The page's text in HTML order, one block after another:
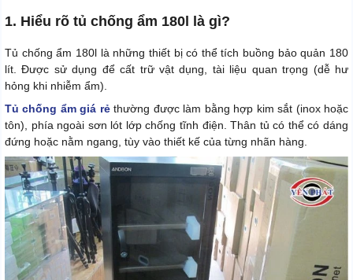
1. Hiểu rõ tủ chống ẩm 180l là gì?
Tủ chống ẩm 180l là những thiết bị có thể tích buồng bảo quản 180
lít. Được sử dụng để cất trữ vật dụng, tài liệu quan trọng (dễ hư
hỏng khi nhiễm ẩm).
Tủ chống ẩm giá rẻthường được làm bằng hợp kim sắt (inox hoặc
tôn), phía ngoài sơn lót lớp chống tĩnh điện. Thân tủ có thể có dáng
đứng hoặc nằm ngang, tùy vào thiết kế của từng nhãn hàng.